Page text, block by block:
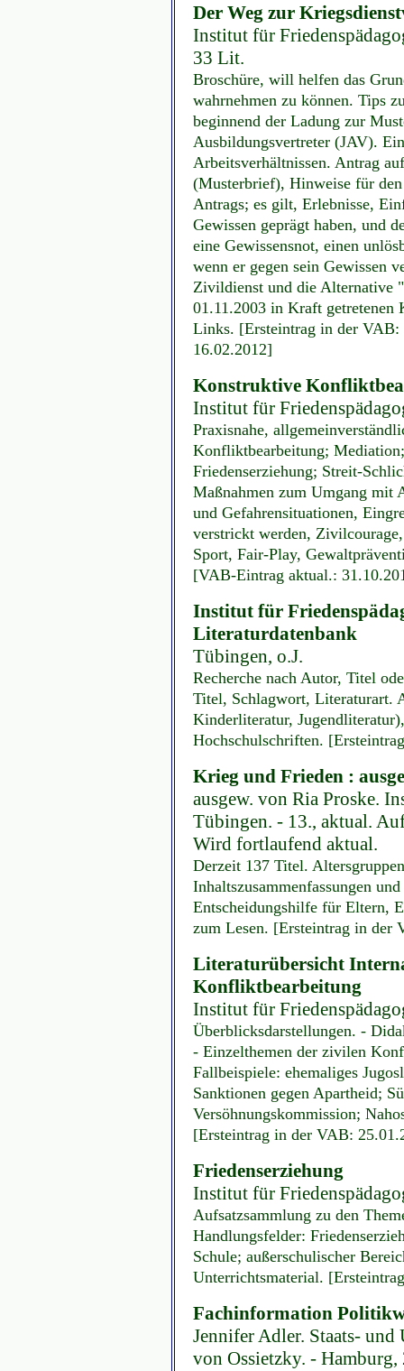
Der Weg zur
Institut für
33 Lit.
Broschüre, will helfen das
wahrnehmen zu können. Tips
beginnend der Ladung zur
Ausbildungsvertreter (JAV).
Arbeitsverhältnissen. Antrag
(Musterbrief), Hinweise für
Antrags; es gilt, Erlebnisse,
Gewissen geprägt haben, und
eine Gewissensnot, einen
wenn er gegen sein Gewissen
Zivildienst und die Alternative
01.11.2003 in Kraft getretenen
Links. [Ersteintrag in der
16.02.2012]
Konstruktive
Institut für
Praxisnahe,
Konfliktbearbeitung;
Friedenserziehung; Streit-
Maßnahmen zum Umgang mit
und Gefahrensituationen,
verstrickt werden,
Sport, Fair-Play,
[VAB-Eintrag aktual.:
Institut für
Literaturdatenbank
Tübingen, o.J.
Recherche nach Autor, Titel
Titel, Schlagwort, Literaturart.
Kinderliteratur,
Hochschulschriften.
Krieg und Frieden :
ausgew. von Ria Proske.
Tübingen. - 13., aktual.
Wird fortlaufend aktual.
Derzeit 137 Titel.
Inhaltszusammenfassungen
Entscheidungshilfe für Eltern,
zum Lesen. [Ersteintrag in der
Literaturübersicht
Konfliktbearbeitung
Institut für
Überblicksdarstellungen. -
- Einzelthemen der zivilen
Fallbeispiele: ehemaliges
Sanktionen gegen Apartheid;
Versöhnungskommission;
[Ersteintrag in der VAB:
Friedenserziehung
Institut für
Aufsatzsammlung zu den
Handlungsfelder:
Schule; außerschulischer
Unterrichtsmaterial.
Fachinformation
Jennifer Adler. Staats-
von Ossietzky. - Hamburg,